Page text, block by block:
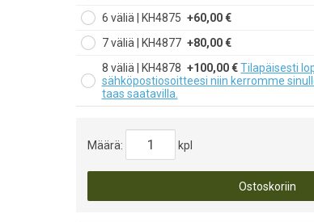
6 väliä | KH4875 +60,00 €
7 väliä | KH4877 +80,00 €
8 väliä | KH4878 +100,00 € Tilapäisesti
sähköpostiosoitteesi niin kerromme
taas saatavilla.
Määrä: kpl
Ostoskoriin